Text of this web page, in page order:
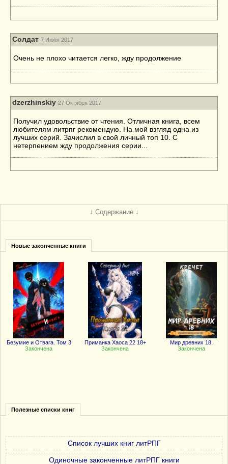
Солдат 7 Июня 2017
Очень не плохо читается легко, жду продолжение
dzerzhinskiy 27 Октября 2017
Получил удовольствие от чтения. Отличная книга, всем
любителям литрпг рекомендую. На мой взгляд одна из
лучших серий. Зачислил в свой личный топ 10. С
нетерпением жду продолжения серии...
↓ Содержание ↓
Новые законченные книги
Безумие и Отвага. Том 3
Закончена
Приманка Хаоса 22 18+
Закончена
Мир древних 18.
Закончена
Полезные списки книг
Список лучших книг литРПГ
Одиночные законченные литРПГ книги